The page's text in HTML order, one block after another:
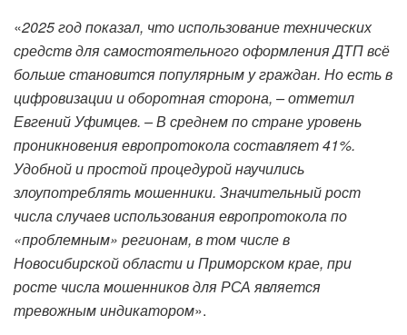
«2025 год показал, что использование технических
средств для самостоятельного оформления ДТП всё
больше становится популярным у граждан. Но есть в
цифровизации и оборотная сторона, – отметил
Евгений Уфимцев. – В среднем по стране уровень
проникновения европротокола составляет 41%.
Удобной и простой процедурой научились
злоупотреблять мошенники. Значительный рост
числа случаев использования европротокола по
«проблемным» регионам, в том числе в
Новосибирской области и Приморском крае, при
росте числа мошенников для РСА является
тревожным индикатором».